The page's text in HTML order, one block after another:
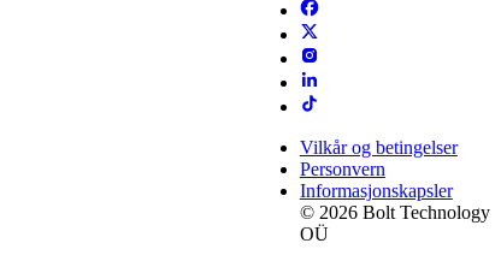
Vilkår og betingelser
Personvern
Informasjonskapsler
© 2026 Bolt Technology
OÜ